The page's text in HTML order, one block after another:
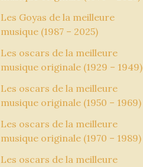
Les Goyas de la meilleure
musique (1987 – 2025)
Les oscars de la meilleure
musique originale (1929 – 1949)
Les oscars de la meilleure
musique originale (1950 – 1969)
Les oscars de la meilleure
musique originale (1970 – 1989)
Les oscars de la meilleure